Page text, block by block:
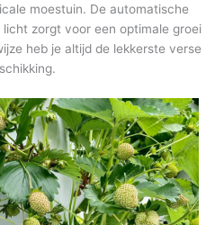
moestuin. De automatische
zorgt voor een optimale groei
heb je altijd de lekkerste verse